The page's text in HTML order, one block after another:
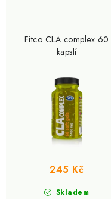
Fitco CLA complex 60
kapslí
Skladem
245 Kč